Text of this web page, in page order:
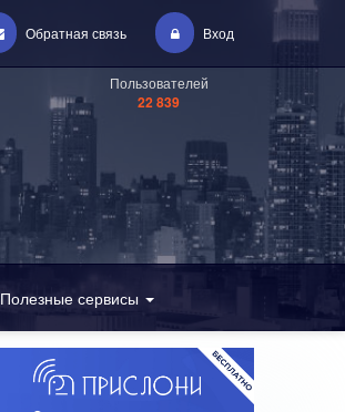
Обратная связь Вход
Пользователей
22 839
Полезные сервисы